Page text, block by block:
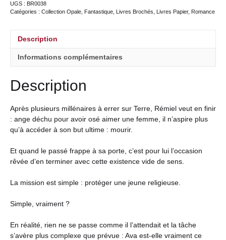
UGS : BR0038
Catégories : Collection Opale Fantastique Livres Brochés Livres Papier, Romance
Description
Informations complémentaires
Description
Après plusieurs millénaires à errer sur Terre, Rémiel veut en finir
: ange déchu pour avoir osé aimer une femme, il n’aspire plus
qu’à accéder à son but ultime : mourir.
Et quand le passé frappe à sa porte, c’est pour lui l’occasion
rêvée d’en terminer avec cette existence vide de sens.
La mission est simple : protéger une jeune religieuse.
Simple, vraiment ?
En réalité, rien ne se passe comme il l’attendait et la tâche
s’avère plus complexe que prévue : Ava est-elle vraiment ce